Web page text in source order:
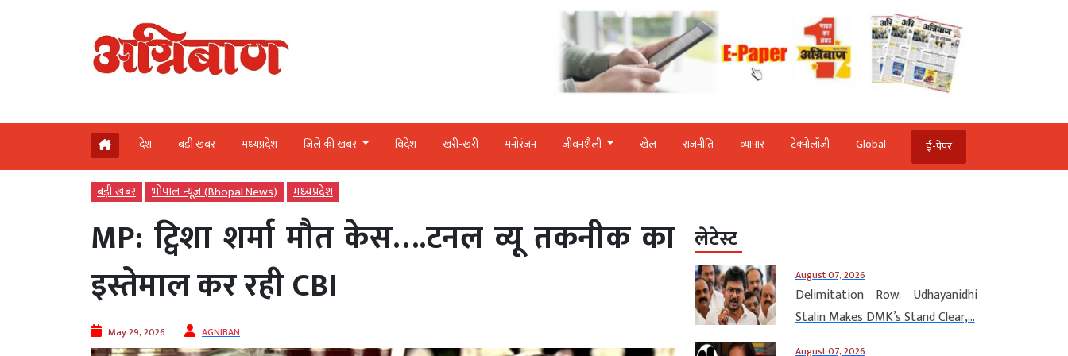
देश बड़ी खबर मध्‍यप्रदेश जिले की खबर विदेश खरी-खरी मनोरंजन जीवनशैली खेल राजनीति व्‍यापार टेक्‍नोलॉजी Global ई-पेपर
बड़ी खबर भोपाल न्यूज़ (Bhopal News) मध्‍यप्रदेश
MP: ट्विशा शर्मा मौत केस….टनल व्यू तकनीक का
इस्तेमाल कर रही CBI
May 29, 2026 AGNIBAN
लेटेस्ट
August 07, 2026
Delimitation Row: Udhayanidhi
Stalin Makes DMK’s Stand Clear,...
August 07, 2026